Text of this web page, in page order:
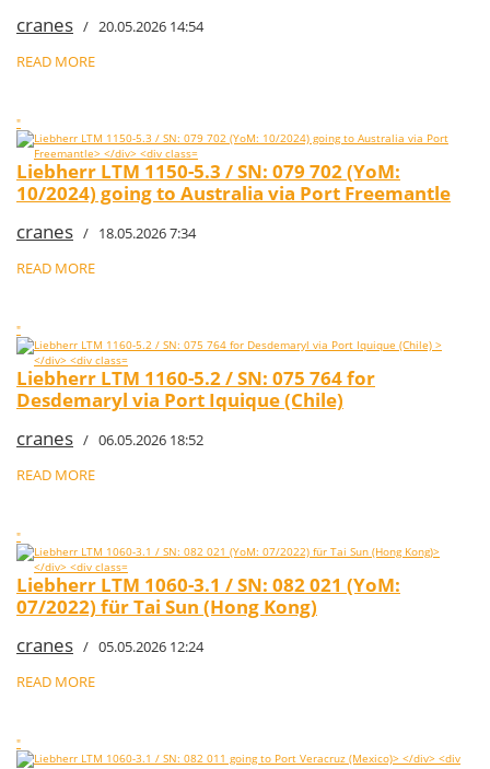
cranes / 20.05.2026 14:54
READ MORE
"
Liebherr LTM 1150-5.3 / SN: 079 702 (YoM:
10/2024) going to Australia via Port Freemantle
cranes / 18.05.2026 7:34
READ MORE
"
Liebherr LTM 1160-5.2 / SN: 075 764 for
Desdemaryl via Port Iquique (Chile)
cranes / 06.05.2026 18:52
READ MORE
"
Liebherr LTM 1060-3.1 / SN: 082 021 (YoM:
07/2022) für Tai Sun (Hong Kong)
cranes / 05.05.2026 12:24
READ MORE
"